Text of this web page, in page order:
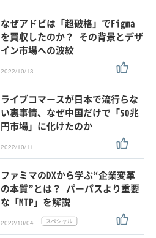
なぜアドビは「超破格」でFigma
を買収したのか？ その背景とデザ
イン市場への波紋
2022/10/13
ライブコマースが日本で流行らな
い裏事情、なぜ中国だけで「50兆
円市場」に化けたのか
2022/10/11
ファミマのDXから学ぶ“企業変革
の本質”とは？ パーパスより重要
な「MTP」を解説
2022/10/04